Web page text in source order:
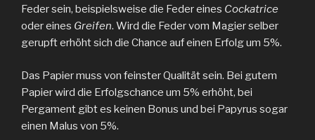
Feder sein, beispielsweise die Feder eines Cockatrice
oder eines Greifen. Wird die Feder vom Magier selber
gerupft erhöht sich die Chance auf einen Erfolg um 5%.
Das Papier muss von feinster Qualität sein. Bei gutem
Papier wird die Erfolgschance um 5% erhöht, bei
Pergament gibt es keinen Bonus und bei Papyrus sogar
einen Malus von 5%.